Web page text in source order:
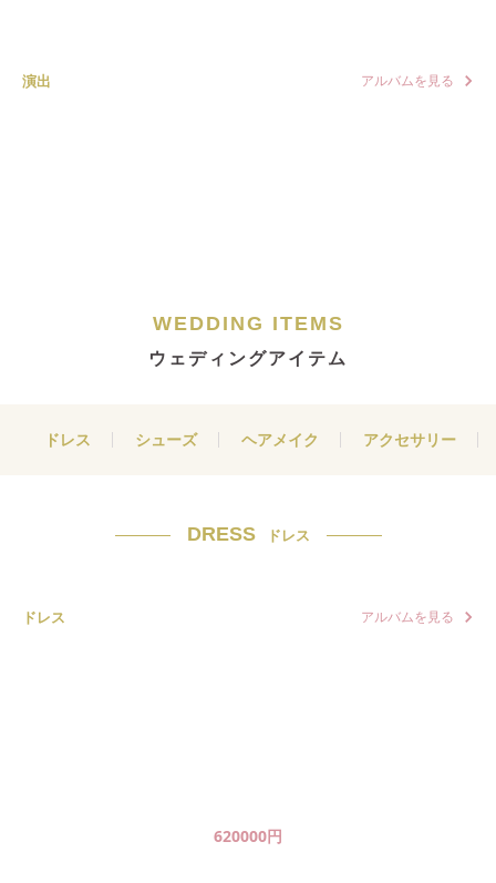
演出 アルバムを見る
WEDDING ITEMS
ウェディングアイテム
ドレス シューズ ヘアメイク アクセサリー
DRESS ドレス
ドレス アルバムを見る
620000円